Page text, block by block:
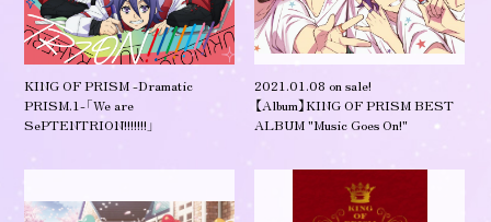
KING OF PRISM -Dramatic
PRISM.1-「We are
SePTENTRION!!!!!!!」
2021.01.08 on sale!
【Album】KING OF PRISM BEST
ALBUM "Music Goes On!"